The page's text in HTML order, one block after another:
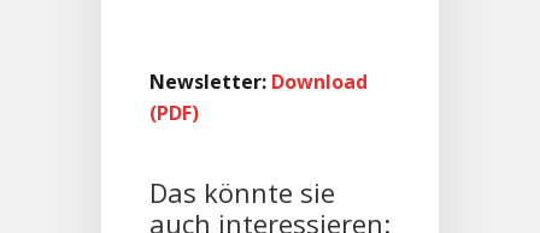
Newsletter: Download
Das könnte sie
auch interessieren: